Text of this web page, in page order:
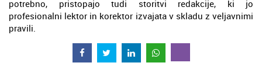
potrebno, pristopajo tudi storitvi redakcije, ki jo
profesionalni lektor in korektor izvajata v skladu z veljavnimi
pravili.